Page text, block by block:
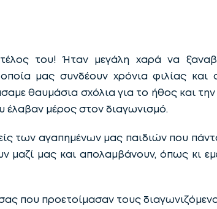
του! Ήταν μεγάλη χαρά να
μας συνδέουν χρόνια φιλίας και
θαυμάσια σχόλια για το ήθος και
έλαβαν μέρος στον διαγωνισμό.
των αγαπημένων μας παιδιών που
μαζί μας και απολαμβάνουν, όπως κι
που προετοίμασαν τους